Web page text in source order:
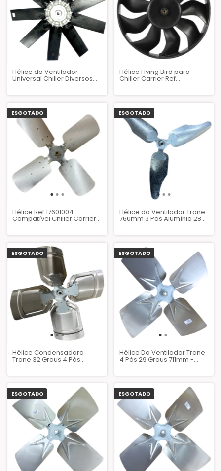
Hélice do Ventilador
Universal Chiller Diversos
Hélice Flying Bird para
Chiller Carrier Ref.
ESGOTADO
Hélice Ref 17601004
Compatível Chiller Carrier
30GN 30GB
ESGOTADO
Hélice do Ventilador Trane
760mm 3 Pás Alumínio 28°
ESGOTADO
Hélice Condensadora
Trane 32 Graus 4 Pás
ESGOTADO
Hélice Do Ventilador Trane
4 Pás 29 Graus 711mm -
ESGOTADO ESGOTADO